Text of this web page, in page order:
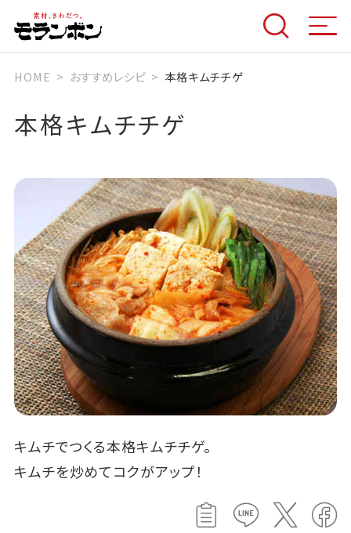
HOME おすすめレシピ 本格キムチチゲ
本格キムチチゲ
キムチでつくる本格キムチチゲ。
キムチを炒めてコクがアップ！